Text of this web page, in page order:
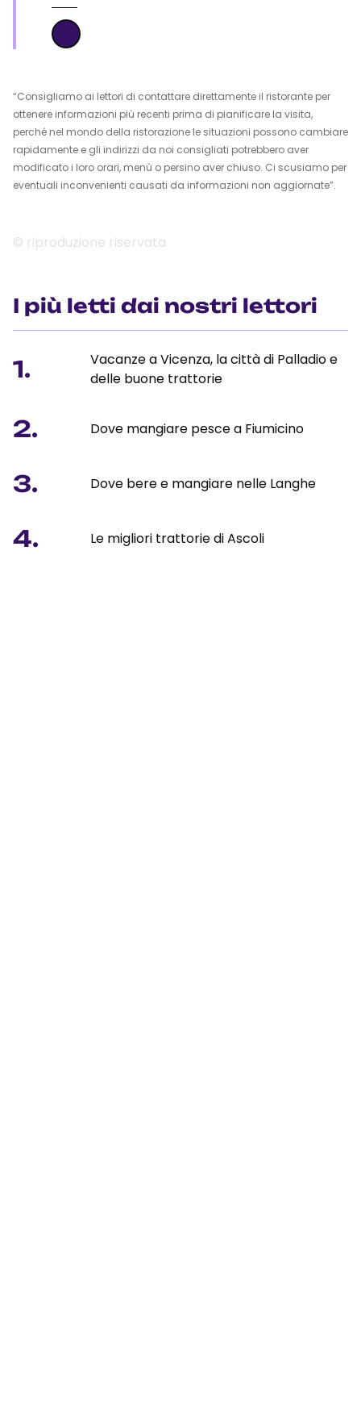
“Consigliamo ai lettori di contattare direttamente il ristorante per
ottenere informazioni più recenti prima di pianificare la visita,
perché nel mondo della ristorazione le situazioni possono cambiare
rapidamente e gli indirizzi da noi consigliati potrebbero aver
modificato i loro orari, menù o persino aver chiuso. Ci scusiamo per
eventuali inconvenienti causati da informazioni non aggiornate”.
© riproduzione riservata
I più letti dai nostri lettori
1.
Vacanze a Vicenza, la città di Palladio e
delle buone trattorie
2. Dove mangiare pesce a Fiumicino
3. Dove bere e mangiare nelle Langhe
4. Le migliori trattorie di Ascoli